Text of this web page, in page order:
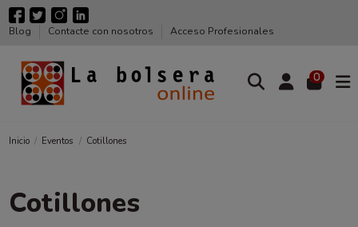
Blog Contacte con nosotros Acceso Profesionales
0
Inicio Eventos Cotillones
Cotillones